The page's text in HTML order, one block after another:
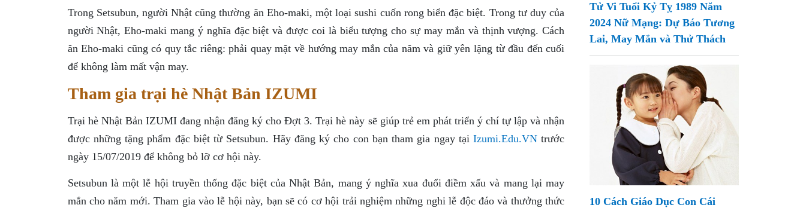
Trong Setsubun, người Nhật cũng thường ăn Eho-maki, một loại sushi cuốn rong biển đặc biệt. Trong tư duy của
người Nhật, Eho-maki mang ý nghĩa đặc biệt và được coi là biểu tượng cho sự may mắn và thịnh vượng. Cách
ăn Eho-maki cũng có quy tắc riêng: phải quay mặt về hướng may mắn của năm và giữ yên lặng từ đầu đến cuối
để không làm mất vận may.
Tham gia trại hè Nhật Bản IZUMI
Trại hè Nhật Bản IZUMI đang nhận đăng ký cho Đợt 3. Trại hè này sẽ giúp trẻ em phát triển ý chí tự lập và nhận
được những tặng phẩm đặc biệt từ Setsubun. Hãy đăng ký cho con bạn tham gia ngay tại Izumi.Edu.VN trước
ngày 15/07/2019 để không bỏ lỡ cơ hội này.
Setsubun là một lễ hội truyền thống đặc biệt của Nhật Bản, mang ý nghĩa xua đuổi điềm xấu và mang lại may
mắn cho năm mới. Tham gia vào lễ hội này, bạn sẽ có cơ hội trải nghiệm những nghi lễ độc đáo và thưởng thức
Tử Vi Tuổi Kỷ Tỵ 1989 Năm
2024 Nữ Mạng: Dự Báo Tương
Lai, May Mắn và Thử Thách
10 Cách Giáo Dục Con Cái